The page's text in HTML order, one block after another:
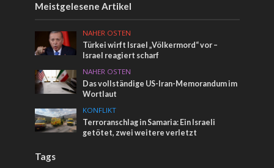
Meistgelesene Artikel
NAHER OSTEN
Türkei wirft Israel „Völkermord“ vor –
Israel reagiert scharf
NAHER OSTEN
Das vollständige US-Iran-Memorandum im
Wortlaut
KONFLIKT
Terroranschlag in Samaria: Ein Israeli
getötet, zwei weitere verletzt
Tags